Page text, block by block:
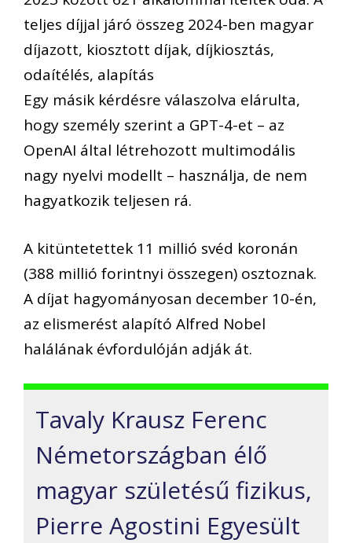
teljes díjjal járó összeg 2024-ben magyar
díjazott, kiosztott díjak, díjkiosztás,
odaítélés, alapítás
Egy másik kérdésre válaszolva elárulta,
hogy személy szerint a GPT-4-et – az
OpenAI által létrehozott multimodális
nagy nyelvi modellt – használja, de nem
hagyatkozik teljesen rá.
A kitüntetettek 11 millió svéd koronán
(388 millió forintnyi összegen) osztoznak.
A díjat hagyományosan december 10-én,
az elismerést alapító Alfred Nobel
halálának évfordulóján adják át.
Tavaly Krausz Ferenc
Németországban élő
magyar születésű fizikus,
Pierre Agostini Egyesült